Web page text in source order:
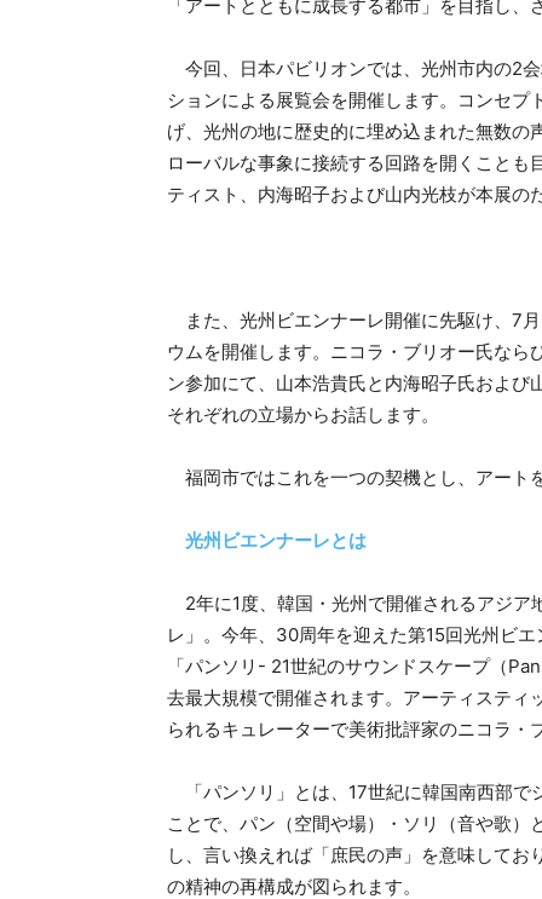
「アートとともに成長する都市」を目指し
今回、日本パビリオンでは、光州市内の2
ションによる展覧会を開催します。コンセ
げ、光州の地に歴史的に埋め込まれた無数
ローバルな事象に接続する回路を開くこと
ティスト、内海昭子および山内光枝が本展の
また、光州ビエンナーレ開催に先駆け、7
ウムを開催します。ニコラ・ブリオー氏な
ン参加にて、山本浩貴氏と内海昭子氏およ
それぞれの立場からお話します。
福岡市ではこれを一つの契機とし、アート
光州ビエンナーレとは
2年に1度、韓国・光州で開催されるアジア
レ」。今年、30周年を迎えた第15回光州ビ
「パンソリ- 21世紀のサウンドスケープ（
去最大規模で開催されます。アーティステ
られるキュレーターで美術批評家のニコラ・
「パンソリ」とは、17世紀に韓国南西部で
ことで、パン（空間や場）・ソリ（音や歌
し、言い換えれば「庶民の声」を意味して
の精神の再構成が図られます。